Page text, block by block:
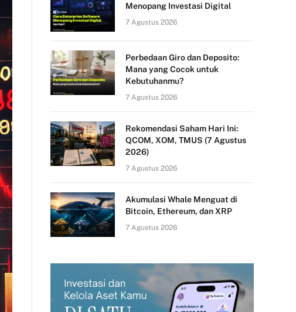
Menopang Investasi Digital
7 Agustus 2026
Perbedaan Giro dan Deposito:
Mana yang Cocok untuk
Kebutuhanmu?
7 Agustus 2026
Rekomendasi Saham Hari Ini:
QCOM, XOM, TMUS (7 Agustus
2026)
7 Agustus 2026
Akumulasi Whale Menguat di
Bitcoin, Ethereum, dan XRP
7 Agustus 2026